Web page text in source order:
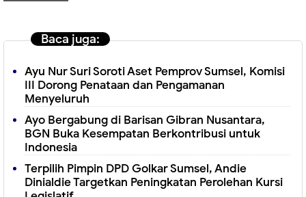
Baca juga:
Ayu Nur Suri Soroti Aset Pemprov Sumsel, Komisi
III Dorong Penataan dan Pengamanan
Menyeluruh
Ayo Bergabung di Barisan Gibran Nusantara,
BGN Buka Kesempatan Berkontribusi untuk
Indonesia
Terpilih Pimpin DPD Golkar Sumsel, Andie
Dinialdie Targetkan Peningkatan Perolehan Kursi